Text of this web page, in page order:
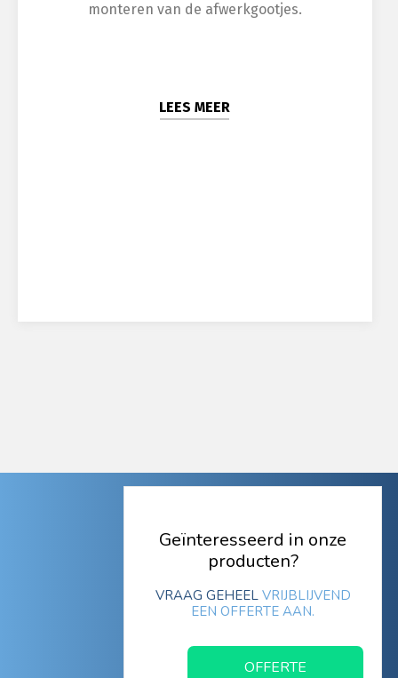
monteren van de afwerkgootjes.
LEES MEER
Geïnteresseerd in onze
producten?
VRAAG GEHEEL VRIJBLIJVEND
EEN OFFERTE AAN.
OFFERTE